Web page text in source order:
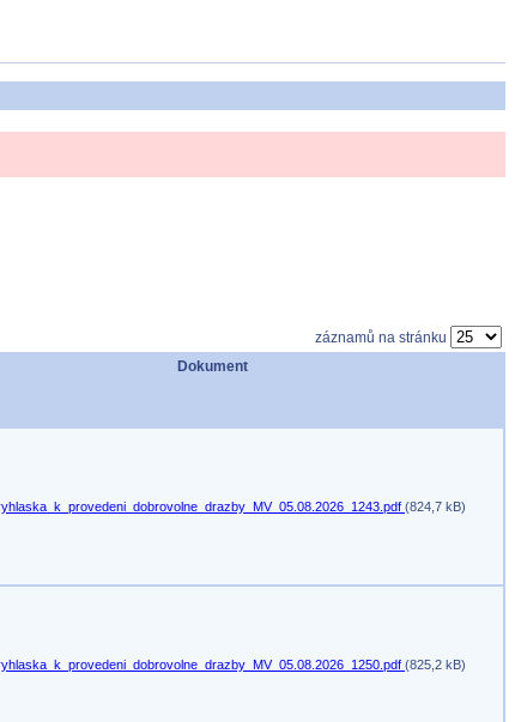
záznamů na stránku
Dokument
(824,7 kB)
(825,2 kB)